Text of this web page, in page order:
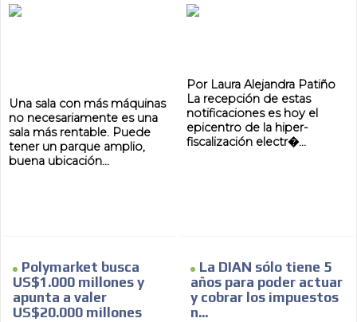
Una sala con más máquinas
no necesariamente es una
sala más rentable. Puede
tener un parque amplio,
buena ubicación...
Por Laura Alejandra Patiño
La recepción de estas
notificaciones es hoy el
epicentro de la hiper-
fiscalización electr�...
Polymarket busca
US$1.000 millones y
apunta a valer
US$20.000 millones
La DIAN sólo tiene 5
años para poder actuar
y cobrar los impuestos
n...